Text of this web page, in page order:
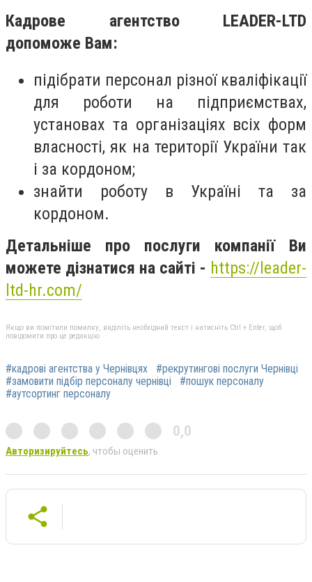
Кадрове агентство LEADER-LTD
допоможе Вам:
підібрати персонал різної кваліфікації
для роботи на підприємствах,
установах та організаціях всіх форм
власності, як на території України так
і за кордоном;
знайти роботу в Україні та за
кордоном.
Детальніше про послуги компанії Ви
можете дізнатися на сайті - https://leader-
ltd-hr.com/
Якщо ви помітили помилку, виділіть необхідний текст і натисніть Ctrl + Enter, щоб
повідомити про це редакцію
#кадрові агентства у Чернівцях
#рекрутингові послуги Чернівці
#замовити підбір персоналу чернівці
#пошук персоналу
#аутсортинг персоналу
0,0
Авторизируйтесь, чтобы оценить